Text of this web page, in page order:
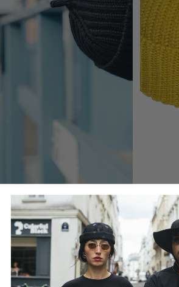
BONNET MIKI EN LAINE
€99.00
JAUNE
€99.00
MIKI
CHAPKA